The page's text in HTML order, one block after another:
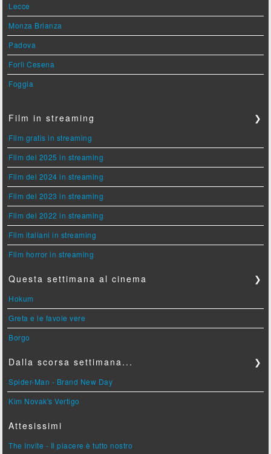
Lecce
Monza Brianza
Padova
Forlì Cesena
Foggia
Film in streaming ❯
Film gratis in streaming
Film del 2025 in streaming
Film del 2024 in streaming
Film del 2023 in streaming
Film del 2022 in streaming
Film italiani in streaming
Film horror in streaming
Questa settimana al cinema ❯
Hokum
Greta e le favole vere
Borgo
Dalla scorsa settimana... ❯
Spider-Man - Brand New Day
Kim Novak's Vertigo
Attesissimi
The Invite - Il piacere è tutto nostro